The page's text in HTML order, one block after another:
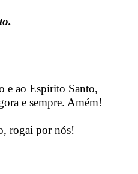
e ao Espírito Santo,
e sempre. Amém!
rogai por nós!